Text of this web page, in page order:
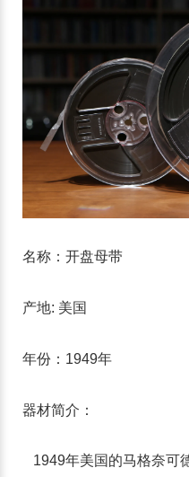
名称：开盘母带
产地: 美国
年份：1949年
器材简介：
1949年美国的马格奈可